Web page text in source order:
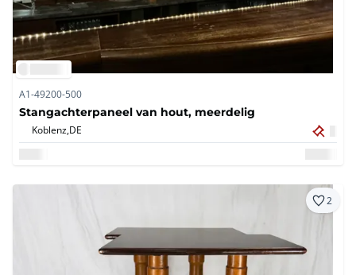
A1-49200-500
Stangachterpaneel van hout, meerdelig
Koblenz,DE
2